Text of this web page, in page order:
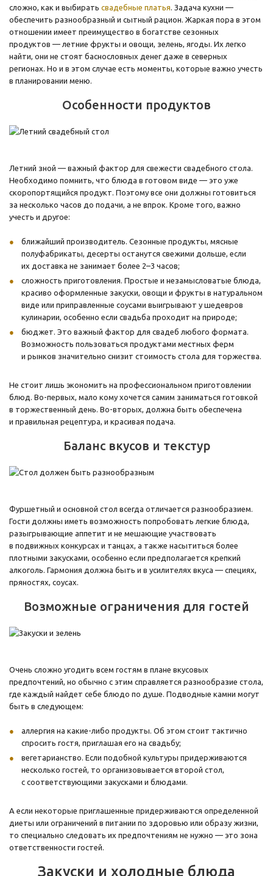
сложно, как и выбирать свадебные платья. Задача кухни —
обеспечить разнообразный и сытный рацион. Жаркая пора в этом
отношении имеет преимущество в богатстве сезонных
продуктов — летние фрукты и овощи, зелень, ягоды. Их легко
найти, они не стоят баснословных денег даже в северных
регионах. Но и в этом случае есть моменты, которые важно учесть
в планировании меню.
Особенности продуктов
Летний зной — важный фактор для свежести свадебного стола.
Необходимо помнить, что блюда в готовом виде — это уже
скоропортящийся продукт. Поэтому все они должны готовиться
за несколько часов до подачи, а не впрок. Кроме того, важно
учесть и другое:
ближайший производитель. Сезонные продукты, мясные
полуфабрикаты, десерты останутся свежими дольше, если
их доставка не занимает более 2–3 часов;
сложность приготовления. Простые и незамысловатые блюда,
красиво оформленные закуски, овощи и фрукты в натуральном
виде или приправленные соусами выигрывают у шедевров
кулинарии, особенно если свадьба проходит на природе;
бюджет. Это важный фактор для свадеб любого формата.
Возможность пользоваться продуктами местных ферм
и рынков значительно снизит стоимость стола для торжества.
Не стоит лишь экономить на профессиональном приготовлении
блюд. Во-первых, мало кому хочется самим заниматься готовкой
в торжественный день. Во-вторых, должна быть обеспечена
и правильная рецептура, и красивая подача.
Баланс вкусов и текстур
Фуршетный и основной стол всегда отличается разнообразием.
Гости должны иметь возможность попробовать легкие блюда,
разыгрывающие аппетит и не мешающие участвовать
в подвижных конкурсах и танцах, а также насытиться более
плотными закусками, особенно если предполагается крепкий
алкоголь. Гармония должна быть и в усилителях вкуса — специях,
пряностях, соусах.
Возможные ограничения для гостей
Очень сложно угодить всем гостям в плане вкусовых
предпочтений, но обычно с этим справляется разнообразие стола,
где каждый найдет себе блюдо по душе. Подводные камни могут
быть в следующем:
аллергия на какие-либо продукты. Об этом стоит тактично
спросить гостя, приглашая его на свадьбу;
вегетарианство. Если подобной культуры придерживаются
несколько гостей, то организовывается второй стол,
с соответствующими закусками и блюдами.
А если некоторые приглашенные придерживаются определенной
диеты или ограничений в питании по здоровью или образу жизни,
то специально следовать их предпочтениям не нужно — это зона
ответственности гостей.
Закуски и холодные блюда